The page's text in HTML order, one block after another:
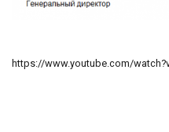
https://www.youtube.com/